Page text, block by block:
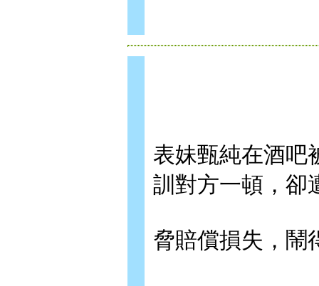
表妹甄純在酒吧
訓對方一頓，卻
脅賠償損失，鬧